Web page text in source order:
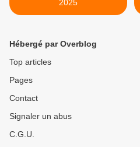
2025
Hébergé par Overblog
Top articles
Pages
Contact
Signaler un abus
C.G.U.